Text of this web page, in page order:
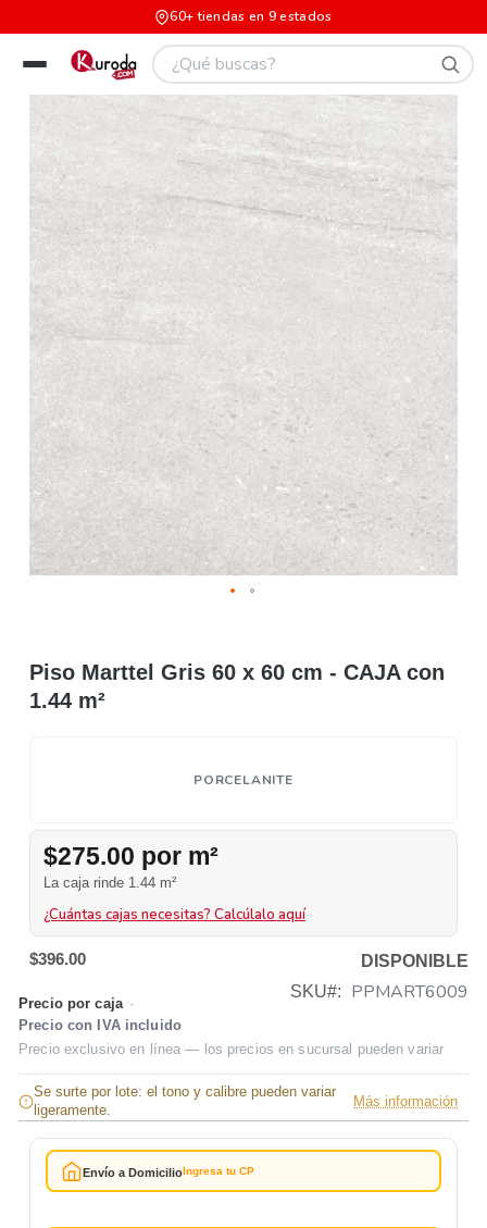
60+ tiendas en 9 estados
Piso Marttel Gris 60 x 60 cm - CAJA con
1.44 m²
PORCELANITE
$275.00 por m²
La caja rinde 1.44 m²
¿Cuántas cajas necesitas? Calcúlalo aquí
$396.00
DISPONIBLE
SKU
PPMART6009
Precio por caja ·
Precio con IVA incluido
Precio exclusivo en línea — los precios en sucursal pueden variar
Se surte por lote: el tono y calibre pueden variar
ligeramente.
Más información
Envío a DomicilioIngresa tu CP